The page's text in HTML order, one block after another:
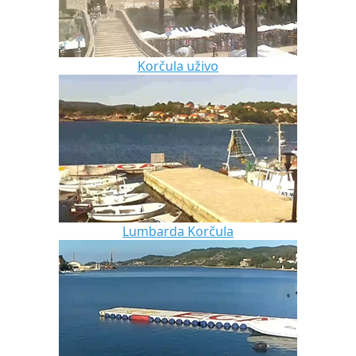
Korčula uživo
Lumbarda Korčula